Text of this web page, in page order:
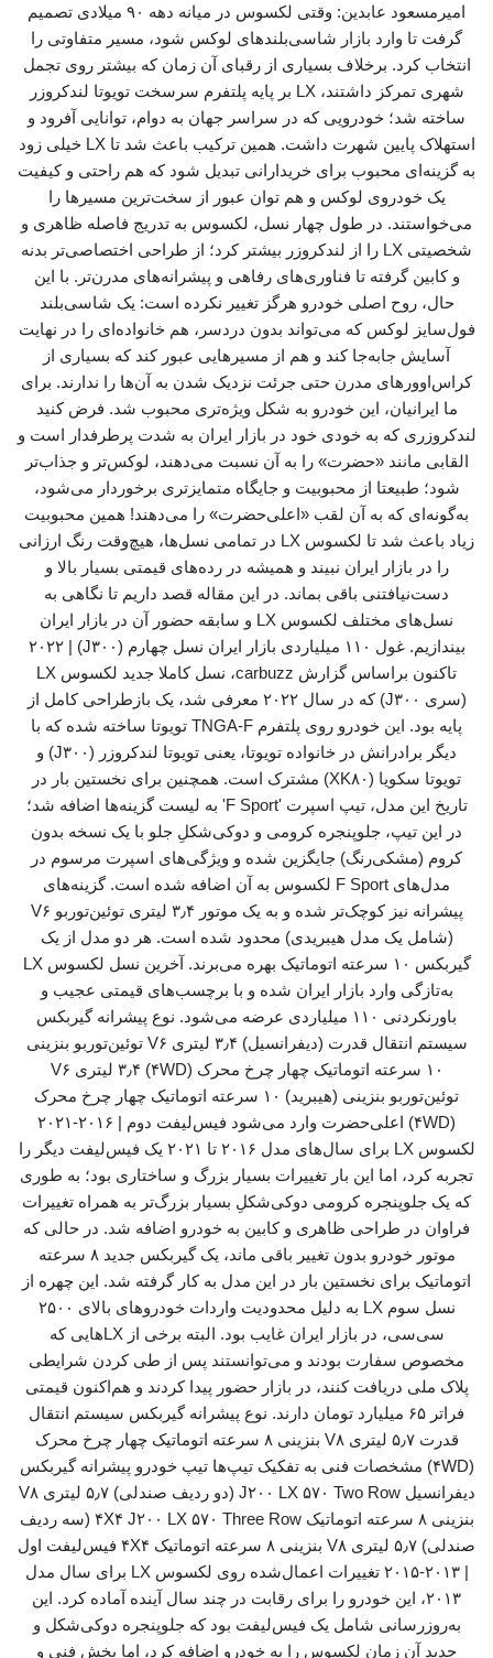
امیرمسعود عابدین: وقتی لکسوس در میانه دهه ۹۰ میلادی تصمیم
گرفت تا وارد بازار شاسی‌بلندهای لوکس شود، مسیر متفاوتی را
انتخاب کرد. برخلاف بسیاری از رقبای آن زمان که بیشتر روی تجمل
شهری تمرکز داشتند، LX بر پایه پلتفرم سرسخت تویوتا لندکروزر
ساخته شد؛ خودرویی که در سراسر جهان به دوام، توانایی آفرود و
استهلاک پایین شهرت داشت. همین ترکیب باعث شد تا LX خیلی زود
به گزینه‌ای محبوب برای خریدارانی تبدیل شود که هم راحتی و کیفیت
یک خودروی لوکس و هم توان عبور از سخت‌ترین مسیرها را
می‌خواستند. در طول چهار نسل، لکسوس به تدریج فاصله ظاهری و
شخصیتی LX را از لندکروزر بیشتر کرد؛ از طراحی اختصاصی‌تر بدنه
و کابین گرفته تا فناوری‌های رفاهی و پیشرانه‌های مدرن‌تر. با این
حال، روح اصلی خودرو هرگز تغییر نکرده است: یک شاسی‌بلند
فول‌سایز لوکس که می‌تواند بدون دردسر، هم خانواده‌ای را در نهایت
آسایش جابه‌جا کند و هم از مسیرهایی عبور کند که بسیاری از
کراس‌اوورهای مدرن حتی جرئت نزدیک شدن به آن‌ها را ندارند. برای
ما ایرانیان، این خودرو به شکل ویژه‌تری محبوب شد. فرض کنید
لندکروزری که به خودی خود در بازار ایران به شدت پرطرفدار است و
القابی مانند «حضرت» را به آن نسبت می‌دهند، لوکس‌تر و جذاب‌تر
شود؛ طبیعتا از محبوبیت و جایگاه متمایزتری برخوردار می‌شود،
به‌گونه‌ای که به آن لقب «اعلی‌حضرت» را می‌دهند! همین محبوبیت
زیاد باعث شد تا لکسوس LX در تمامی نسل‌ها، هیچ‌وقت رنگ ارزانی
را در بازار ایران نبیند و همیشه در رده‌های قیمتی بسیار بالا و
دست‌نیافتنی باقی‌ بماند. در این مقاله قصد داریم تا نگاهی به
نسل‌های مختلف لکسوس LX و سابقه حضور آن در بازار ایران
بیندازیم. غول ۱۱۰ میلیاردی بازار ایران نسل چهارم (J۳۰۰) | ۲۰۲۲
تاکنون براساس گزارش carbuzz، نسل کاملا جدید لکسوس LX
(سری J۳۰۰) که در سال ۲۰۲۲ معرفی شد، یک بازطراحی کامل از
پایه بود. این خودرو روی پلتفرم TNGA-F تویوتا ساخته شده که با
دیگر برادرانش در خانواده تویوتا، یعنی تویوتا لندکروزر (J۳۰۰) و
تویوتا سکویا (XK۸۰) مشترک است. همچنین برای نخستین بار در
تاریخ این مدل، تیپ اسپرت 'F Sport' به لیست گزینه‌ها اضافه شد؛
در این تیپ، جلوپنجره کرومی و دوکی‌شکلِ جلو با یک نسخه بدون
کروم (مشکی‌رنگ) جایگزین شده و ویژگی‌های اسپرت مرسوم در
مدل‌های F Sport لکسوس به آن اضافه شده است. گزینه‌های
پیشرانه نیز کوچک‌تر شده و به یک موتور ۳٫۴ لیتری توئین‌توربو V۶
(شامل یک مدل هیبریدی) محدود شده است. هر دو مدل از یک
گیربکس ۱۰ سرعته اتوماتیک بهره می‌برند. آخرین نسل لکسوس LX
به‌تازگی وارد بازار ایران شده و با برچسب‌های قیمتی عجیب و
باورنکردنی ۱۱۰ میلیاردی عرضه می‌شود. نوع پیشرانه گیربکس
سیستم انتقال قدرت (دیفرانسیل) ۳٫۴ لیتری V۶ توئین‌توربو بنزینی
۱۰ سرعته اتوماتیک چهار چرخ محرک (۴WD) ۳٫۴ لیتری V۶
توئین‌توربو بنزینی (هیبرید) ۱۰ سرعته اتوماتیک چهار چرخ محرک
(۴WD) اعلی‌حضرت وارد می‌شود فیس‌لیفت دوم | ۲۰۱۶-۲۰۲۱
لکسوس LX برای سال‌های مدل ۲۰۱۶ تا ۲۰۲۱ یک فیس‌لیفت دیگر را
تجربه کرد، اما این بار تغییرات بسیار بزرگ و ساختاری بود؛ به طوری
که یک جلوپنجره کرومی دوکی‌شکلِ بسیار بزرگ‌تر به همراه تغییرات
فراوان در طراحی ظاهری و کابین به خودرو اضافه شد. در حالی که
موتور خودرو بدون تغییر باقی ماند، یک گیربکس جدید ۸ سرعته
اتوماتیک برای نخستین بار در این مدل به کار گرفته شد. این چهره از
نسل سوم LX به دلیل محدودیت واردات خودروهای بالای ۲۵۰۰
سی‌سی، در بازار ایران غایب بود. البته برخی از LX‌هایی که
مخصوص سفارت بودند و می‌توانستند پس از طی کردن شرایطی
پلاک ملی دریافت کنند، در بازار حضور پیدا کردند و هم‌اکنون قیمتی
فراتر ۶۵ میلیارد تومان دارند. نوع پیشرانه گیربکس سیستم انتقال
قدرت ۵٫۷ لیتری V۸ بنزینی ۸ سرعته اتوماتیک چهار چرخ محرک
(۴WD) مشخصات فنی به تفکیک تیپ‌ها تیپ خودرو پیشرانه گیربکس
دیفرانسیل J۲۰۰ LX ۵۷۰ Two Row (دو ردیف صندلی) ۵٫۷ لیتری V۸
بنزینی ۸ سرعته اتوماتیک ۴X۴ J۲۰۰ LX ۵۷۰ Three Row (سه ردیف
صندلی) ۵٫۷ لیتری V۸ بنزینی ۸ سرعته اتوماتیک ۴X۴ فیس‌لیفت اول
| ۲۰۱۳-۲۰۱۵ تغییرات اعمال‌شده روی لکسوس LX برای سال مدل
۲۰۱۳، این خودرو را برای رقابت در چند سال آینده آماده کرد. این
به‌روزرسانی شامل یک فیس‌لیفت بود که جلوپنجره دوکی‌شکل و
جدید آن زمانِ لکسوس را به خودرو اضافه کرد، اما بخش فنی و